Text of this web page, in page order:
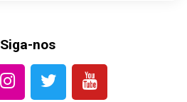
Siga-nos